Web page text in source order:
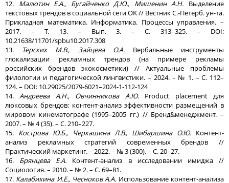
12. Малютин Е.А., Бугайченко Д.Ю., Мишенин А.Н. Выделение
текстовых трендов в социальной сети OK // Вестник С.-Петерб. ун-та.
Прикладная математика. Информатика. Процессы управления. –
2017. – Т. 13. – Вып. 3. – С. 313–325. – DOI:
10.21638/11701/spbu10.2017.308
13.
Терских М.В., Зайцева О.А.Вербальные инструменты
глокализации рекламных трендов (на примере рекламы
российских брендов экокосметики) // Актуальные проблемы
филологии и педагогической лингвистики. – 2024. – № 1. – С. 112–
124. – DOI: 10.29025/2079-6021–2024-1-112-124
14.Андреева А.Н., Овчинникова А.Ю.Product placement для
люксовых брендов: контент-анализ эффективности размещений в
мировом кинематографе (1995–2005 гг.) // Бренд&менеджмент. –
2007. – № 4 (35). – С. 210–227.
15. Кострова Ю.Б., Черкашина Л.В., Шибаршина О.Ю. Контент-
анализ рекламных стратегий современных брендов //
Практический маркетинг. – 2022. – № 3 (300). – С. 20–27.
16. Брянцева Е.А. Контент-анализ в исследовании имиджа //
Социология. – 2010. – № 2. – С. 69–81.
17. Калабихина И.Е., Чесноков А.А. Использование контент-анализа